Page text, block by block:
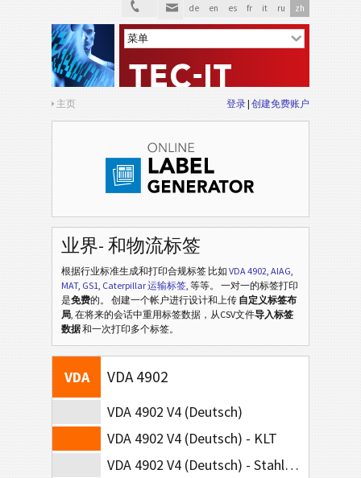
de en es fr it ru zh
主页 登录 创建免费账户
业界- 和物流标签
根据行业标准生成和打印合规标签 比如 VDA 4902, AIAG,
MAT, GS1, Caterpillar 运输标签, 等等。 一对一的标签打印
是免费的。 创建一个帐户进行设计和上传 自定义标签布
局, 在将来的会话中重用标签数据，从CSV文件导入标签
数据和一次打印多个标签。
VDA VDA 4902
VDA 4902 V4 (Deutsch)
VDA 4902 V4 (Deutsch) - KLT
VDA 4902 V4 (Deutsch) - Stahl-Lieferungen